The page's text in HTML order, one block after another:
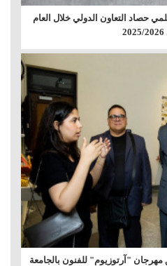
حصاد التعاون الدولي خلال العام
مهرجان "آرتوزيوم" للفنون بالجامعة